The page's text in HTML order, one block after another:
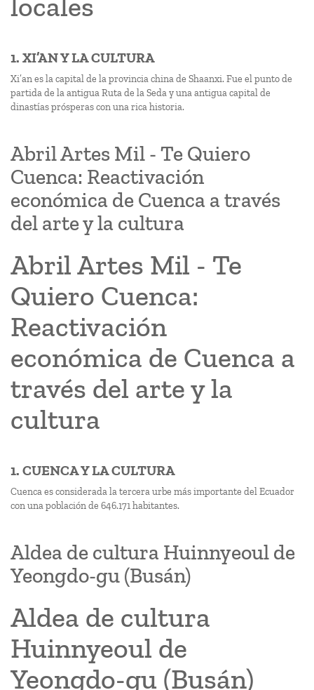
1. XI’AN Y LA CULTURA
Xi’an es la capital de la provincia china de Shaanxi. Fue el punto de
partida de la antigua Ruta de la Seda y una antigua capital de
dinastías prósperas con una rica historia.
Abril Artes Mil - Te Quiero
Cuenca: Reactivación
económica de Cuenca a través
del arte y la cultura
Abril Artes Mil - Te
Quiero Cuenca:
Reactivación
económica de Cuenca a
través del arte y la
cultura
1. CUENCA Y LA CULTURA
Cuenca es considerada la tercera urbe más importante del Ecuador
con una población de 646.171 habitantes.
Aldea de cultura Huinnyeoul de
Yeongdo-gu (Busán)
Aldea de cultura
Huinnyeoul de
Yeongdo-gu (Busán)